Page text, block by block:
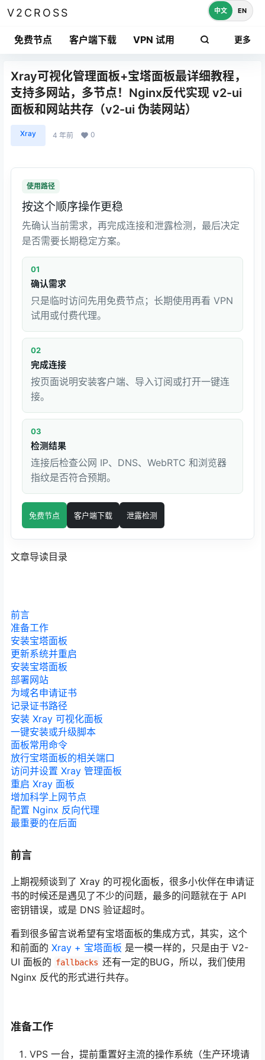
V2CROSS
免费节点 客户端下载 VPN 试用 更多
中文 EN
Xray可视化管理面板+宝塔面板最详细教程，
支持多网站，多节点！Nginx反代实现 v2-ui
面板和网站共存（v2-ui 伪装网站）
Xray 4 年前 0
使用路径
按这个顺序操作更稳
先确认当前需求，再完成连接和泄露检测，最后决定
是否需要长期稳定方案。
01
确认需求
只是临时访问先用免费节点；长期使用再看 VPN
试用或付费代理。
02
完成连接
按页面说明安装客户端、导入订阅或打开一键连
接。
03
检测结果
连接后检查公网 IP、DNS、WebRTC 和浏览器
指纹是否符合预期。
免费节点 客户端下载 泄露检测
文章导读目录
前言
准备工作
安装宝塔面板
更新系统并重启
安装宝塔面板
部署网站
为域名申请证书
记录证书路径
安装 Xray 可视化面板
一键安装或升级脚本
面板常用命令
放行宝塔面板的相关端口
访问并设置 Xray 管理面板
重启 Xray 面板
增加科学上网节点
配置 Nginx 反向代理
最重要的在后面
前言
上期视频谈到了 Xray 的可视化面板，很多小伙伴在申请证
书的时候还是遇见了不少的问题，最多的问题就在于 API
密钥错误，或是 DNS 验证超时。
看到很多留言说希望有宝塔面板的集成方式，其实，这个
和前面的 Xray + 宝塔面板 是一模一样的，只是由于 V2-
UI 面板的 fallbacks 还有一定的BUG，所以，我们使用
Nginx 反代的形式进行共存。
准备工作
VPS 一台，提前重置好主流的操作系统（生产环境请